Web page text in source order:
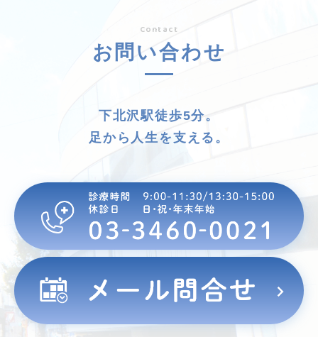
Contact
お問い合わせ
下北沢駅徒歩5分。
足から人生を支える。